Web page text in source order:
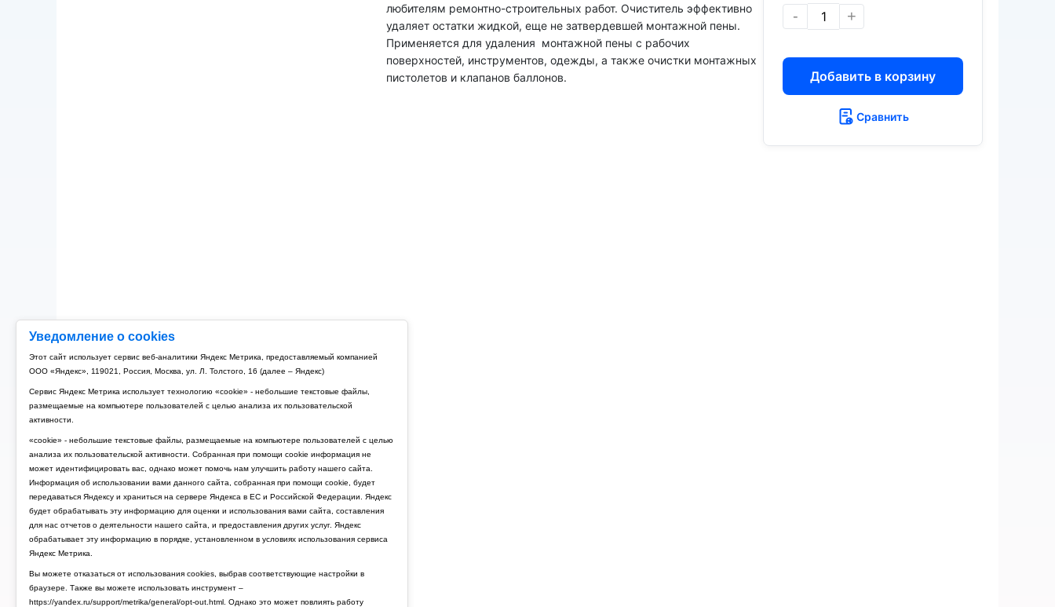
Уведомление о cookies
Этот сайт использует сервис веб-аналитики Яндекс Метрика, предоставляемый компанией
ООО «Яндекс», 119021, Россия, Москва, ул. Л. Толстого, 16 (далее – Яндекс)
Сервис Яндекс Метрика использует технологию «cookie» - небольшие текстовые файлы,
размещаемые на компьютере пользователей с целью анализа их пользовательской
активности.
«cookie» - небольшие текстовые файлы, размещаемые на компьютере пользователей с целью
анализа их пользовательской активности. Собранная при помощи cookie информация не
может идентифицировать вас, однако может помочь нам улучшить работу нашего сайта.
Информация об использовании вами данного сайта, собранная при помощи cookie, будет
передаваться Яндексу и храниться на сервере Яндекса в ЕС и Российской Федерации. Яндекс
будет обрабатывать эту информацию для оценки и использования вами сайта, составления
для нас отчетов о деятельности нашего сайта, и предоставления других услуг. Яндекс
обрабатывает эту информацию в порядке, установленном в условиях использования сервиса
Яндекс Метрика.
Вы можете отказаться от использования cookies, выбрав соответствующие настройки в
браузере. Также вы можете использовать инструмент –
https://yandex.ru/support/metrika/general/opt-out.html. Однако это может повлиять работу
любителям ремонтно-строительных работ. Очиститель эффективно
удаляет остатки жидкой, еще не затвердевшей монтажной пены.
Применяется для удаления монтажной пены с рабочих
поверхностей, инструментов, одежды, а также очистки монтажных
пистолетов и клапанов баллонов.
- +
Добавить в корзину
Сравнить